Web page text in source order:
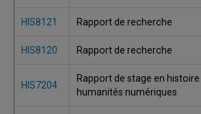
HIS8121 Rapport de recherche
HIS8120 Rapport de recherche
HIS7204
Rapport de stage en
humanités numériques